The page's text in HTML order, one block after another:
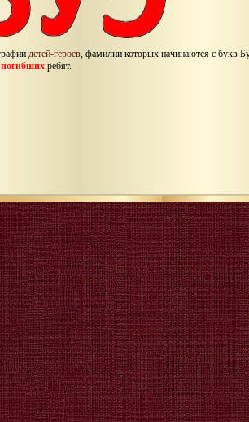
детей-героев , фамилии которых начинаются с букв
погибших ребят.